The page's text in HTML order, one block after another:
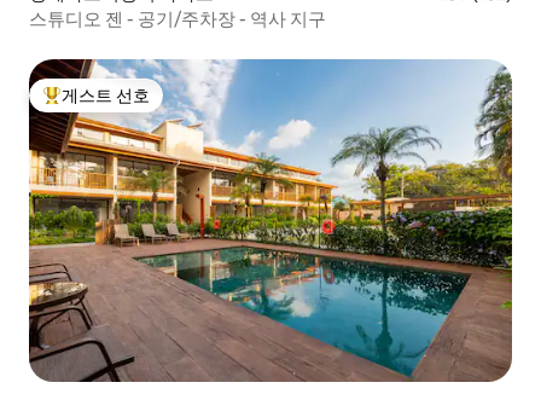
스튜디오 젠 - 공기/주차장 - 역사 지구
상위 게스트 선호
게스트 선호